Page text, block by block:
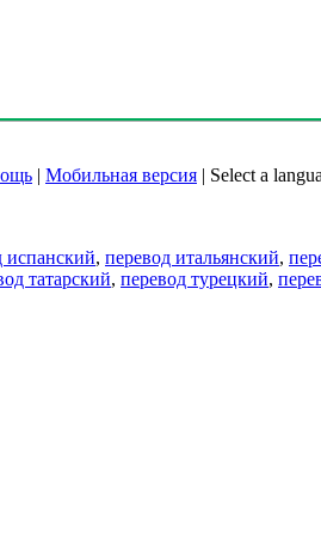
| Мобильная версия | Select a
испанский, перевод итальянский,
татарский, перевод турецкий,